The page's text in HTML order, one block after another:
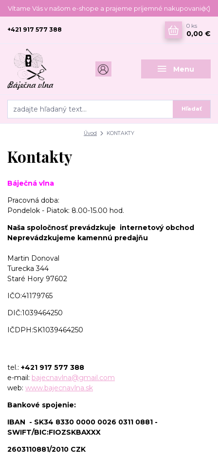
Vítame Vás v našom e-shope a prajeme príjemné nakupovanie :)
Menu
Hľadať
+421 917 577 388
0 ks
0,00 €
Úvod KONTAKTY
Kontakty
Báječná vlna
Pracovná doba:
Pondelok - Piatok: 8.00-15.00 hod.
Naša spoločnosť prevádzkuje internetový obchod
Neprevádzkujeme kamennú predajňu
Martin Donoval
Turecka 344
Staré Hory 97602
IČO:41179765
DIČ:1039464250
IČDPH:SK1039464250
tel.: +421 917 577 388
e-mail: bajecnavlna@gmail.com
web: www.bajecnavlna.sk
Bankové spojenie:
IBAN - SK34 8330 0000 0026 0311 0881 -
SWIFT/BIC:FIOZSKBAXXX
2603110881/2010 CZK